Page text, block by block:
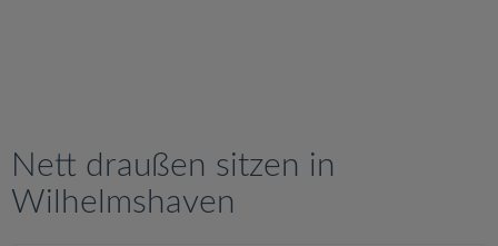
Nett draußen sitzen in
Wilhelmshaven